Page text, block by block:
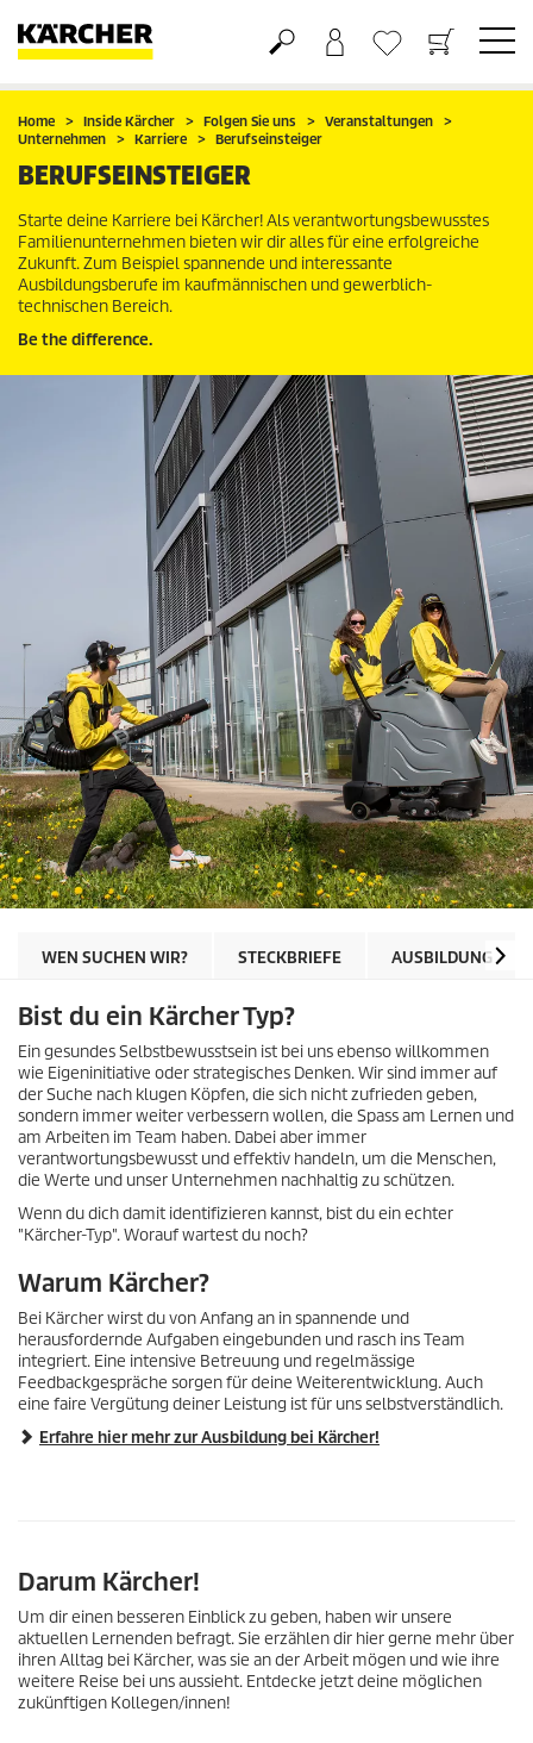
Warenkorb
Wunschliste
Home Inside Kärcher Folgen Sie uns
Veranstaltungen
Unternehmen
Karriere Berufseinsteiger
BERUFSEINSTEIGER
Starte deine Karriere bei Kärcher! Als verantwortungsbewusstes
Familienunternehmen bieten wir dir alles für eine erfolgreiche
Zukunft. Zum Beispiel spannende und interessante
Ausbildungsberufe im kaufmännischen und gewerblich-
technischen Bereich.
Be the difference.
WEN SUCHEN WIR? STECKBRIEFE AUSBILDUNG
Bist du ein Kärcher Typ?
Ein gesundes Selbstbewusstsein ist bei uns ebenso willkommen
wie Eigeninitiative oder strategisches Denken. Wir sind immer auf
der Suche nach klugen Köpfen, die sich nicht zufrieden geben,
sondern immer weiter verbessern wollen, die Spass am Lernen und
am Arbeiten im Team haben. Dabei aber immer
verantwortungsbewusst und effektiv handeln, um die Menschen,
die Werte und unser Unternehmen nachhaltig zu schützen.
Wenn du dich damit identifizieren kannst, bist du ein echter
"Kärcher-Typ". Worauf wartest du noch?
Warum Kärcher?
Bei Kärcher wirst du von Anfang an in spannende und
herausfordernde Aufgaben eingebunden und rasch ins Team
integriert. Eine intensive Betreuung und regelmässige
Feedbackgespräche sorgen für deine Weiterentwicklung. Auch
eine faire Vergütung deiner Leistung ist für uns selbstverständlich.
Erfahre hier mehr zur Ausbildung bei Kärcher!
Darum Kärcher!
Um dir einen besseren Einblick zu geben, haben wir unsere
aktuellen Lernenden befragt. Sie erzählen dir hier gerne mehr über
ihren Alltag bei Kärcher, was sie an der Arbeit mögen und wie ihre
weitere Reise bei uns aussieht. Entdecke jetzt deine möglichen
zukünftigen Kollegen/innen!